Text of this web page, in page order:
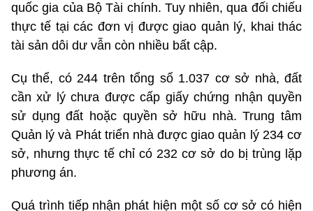
quốc gia của Bộ Tài chính. Tuy nhiên, qua đối chiếu
thực tế tại các đơn vị được giao quản lý, khai thác
tài sản dôi dư vẫn còn nhiều bất cập.
Cụ thể, có 244 trên tổng số 1.037 cơ sở nhà, đất
cần xử lý chưa được cấp giấy chứng nhận quyền
sử dụng đất hoặc quyền sở hữu nhà. Trung tâm
Quản lý và Phát triển nhà được giao quản lý 234 cơ
sở, nhưng thực tế chỉ có 232 cơ sở do bị trùng lặp
phương án.
Quá trình tiếp nhận phát hiện một số cơ sở có hiện